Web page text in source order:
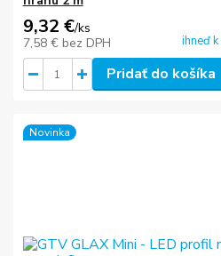
9,32 €/ks
7,58 € bez DPH ihneď
Pridať do košíka
Novinka